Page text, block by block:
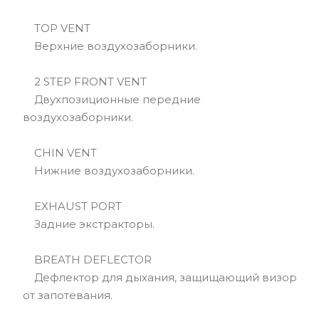
TOP VENT
Верхние воздухозаборники.
2 STEP FRONT VENT
Двухпозиционные передние
воздухозаборники.
CHIN VENT
Нижние воздухозаборники.
EXHAUST PORT
Задние экстракторы.
BREATH DEFLECTOR
Дефлектор для дыхания, защищающий визор
от запотевания.